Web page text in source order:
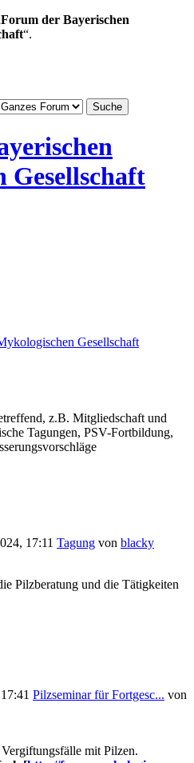
Forum der Bayerischen
“.
Gesellschaft
z.B. Mitgliedschaft und
Tagungen, PSV-Fortbildung,
17:11 Tagung von blacky
Pilzberatung und die Tätigkeiten
Pilzseminar für Fortgesc... von
mit Pilzen.